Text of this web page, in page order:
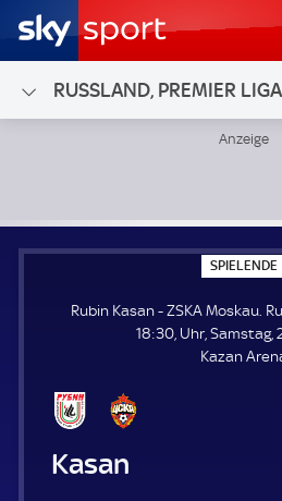
RUSSLAND, PREMIER LIGA
SPIELENDE
Rubin Kasan - ZSKA Moskau.
18:30, Uhr, Samstag,
Kazan
Rubin Kasan